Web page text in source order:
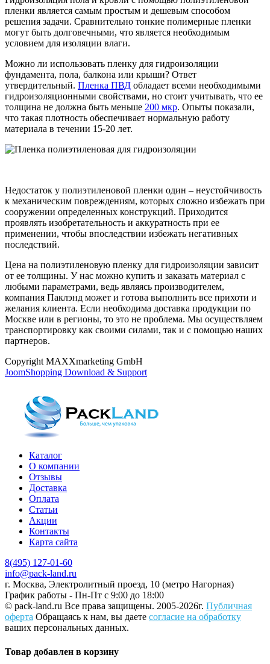
пленки является самым простым и дешевым способом
решения задачи. Сравнительно тонкие полимерные пленки
могут быть долговечными, что является необходимым
условием для изоляции влаги.
Можно ли использовать пленку для гидроизоляции
фундамента, пола, балкона или крыши? Ответ
утвердительный. Пленка ПВД обладает всеми необходимыми
гидроизоляционными свойствами, но стоит учитывать, что ее
толщина не должна быть меньше 200 мкр. Опыты показали,
что такая плотность обеспечивает нормальную работу
материала в течении 15-20 лет.
Недостаток у полиэтиленовой пленки один – неустойчивость
к механическим повреждениям, которых сложно избежать при
сооружении определенных конструкций. Приходится
проявлять изобретательность и аккуратность при ее
применении, чтобы впоследствии избежать негативных
последствий.
Цена на полиэтиленовую пленку для гидроизоляции зависит
от ее толщины. У нас можно купить и заказать материал с
любыми параметрами, ведь являясь производителем,
компания Паклэнд может и готова выполнить все прихоти и
желания клиента. Если необходима доставка продукции по
Москве или в регионы, то это не проблема. Мы осуществляем
транспортировку как своими силами, так и с помощью наших
партнеров.
Copyright MAXXmarketing GmbH
JoomShopping Download & Support
Каталог
О компании
Отзывы
Доставка
Оплата
Статьи
Акции
Контакты
Карта сайта
8(495) 127-01-60
info@pack-land.ru
г. Москва, Электролитный проезд, 10 (метро Нагорная)
График работы - Пн-Пт с 9:00 до 18:00
© pack-land.ru Все права защищены. 2005-2026г. Публичная
оферта Обращаясь к нам, вы даете согласие на обработку
ваших персональных данных.
Товар добавлен в корзину